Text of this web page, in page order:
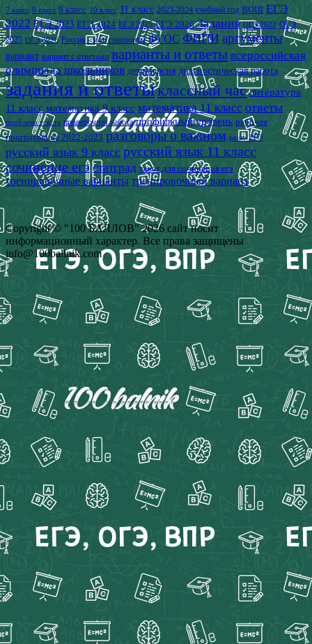
7 класс 8 класс 9 класс 10 класс 11 класс 2023-2024 учебный год ВОШ ЕГЭ
2022 ЕГЭ 2023 ЕГЭ 2024 ЕГЭ 2025 ЕГЭ 2026 Задания ОГЭ 2022 ОГЭ
2025 ОГЭ 2026 Россия - мои горизонты ФГОС ФИПИ аргументы
вариант вариант с ответами варианты и ответы всероссийская
олимпиада школьников демоверсия диагностическая работа
задания и ответыклассный час литература
11 класс математика 9 класс математика 11 класс ответы
проблема текста проверочная работа профильный уровень рабочая
программа на 2022-2023 разговоры о важном решу ЕГЭ
русский язык 9 класс русский язык 11 класс
сочинение егэ статград текст для сочинения егэ
тренировочные варианты тренировочный вариант
Copyright © "100 БАЛЛОВ" 2026 сайт носит
информационный характер. Все права защищены
info@100ballnik.com